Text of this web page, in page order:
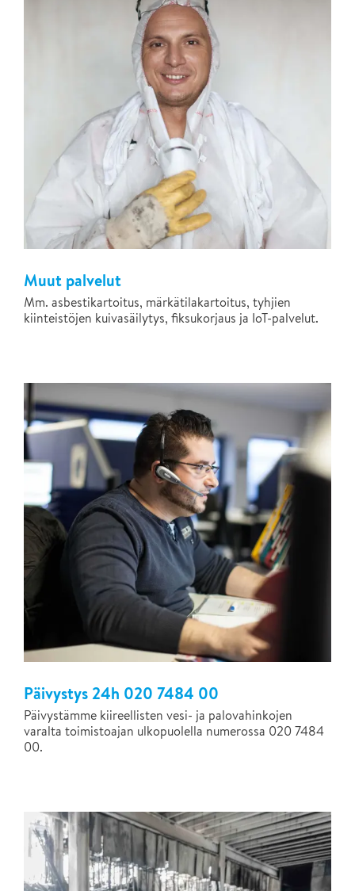
Muut palvelut
Mm. asbestikartoitus, märkätilakartoitus, tyhjien
kiinteistöjen kuivasäilytys, fiksukorjaus ja IoT-palvelut.
Päivystys 24h 020 7484 00
Päivystämme kiireellisten vesi- ja palovahinkojen
varalta toimistoajan ulkopuolella numerossa 020 7484
00.